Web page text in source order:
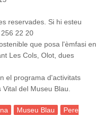
reservades. Si hi esteu
22 20
que posa l'èmfasi en
Les Cols, Olot, dues
el programa d'activitats
del Museu Blau.
Museu Blau
Pere